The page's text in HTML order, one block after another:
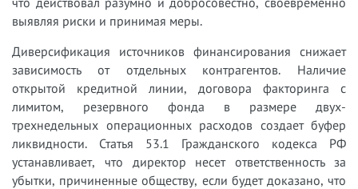
выявляя риски и принимая меры.
Диверсификация источников финансирования снижает
зависимость от отдельных контрагентов. Наличие
открытой кредитной линии, договора факторинга с
лимитом, резервного фонда в размере двух-
трехнедельных операционных расходов создает буфер
ликвидности. Статья 53.1 Гражданского кодекса РФ
устанавливает, что директор несет ответственность за
убытки, причиненные обществу, если будет доказано, что